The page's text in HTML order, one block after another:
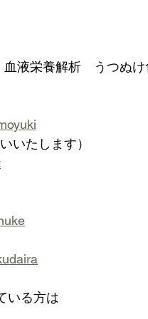
液栄養解析　うつぬ
いたします）
いる方は